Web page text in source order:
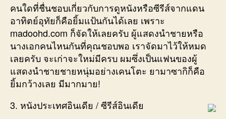
คนใดที่ชื่นชอบเกี่ยวกับการดูหนังหรือซีรีส์จากแดน
อาทิตย์อุทัยก็คือยิ้มแป้นกันได้เลย เพราะ
madoohd.com ก็จัดให้เลยครับ ผู้แสดงนำชายหรือ
นางเอกคนไหนกันที่คุณชอบพอ เราจัดมาไว้ให้หมด
เลยครับ จะเก่าจะใหม่มีครบ ผมซึ่งเป็นแฟนของผู้
แสดงนำชายชายหนุ่มอย่างเคนโตะ ยามาซากิก็คือ
ยิ้มกว้างเลย มีมากมาย!
3. หนังประเทศอินเดีย / ซีรีส์อินเดีย